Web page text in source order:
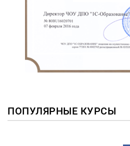
ПОПУЛЯРНЫЕ КУРСЫ